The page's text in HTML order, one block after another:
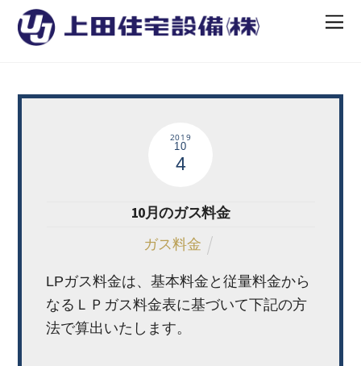
2019
10
4
10月のガス料金
ガス料金
LPガス料金は、基本料金と従量料金から
なるＬＰガス料金表に基づいて下記の方
法で算出いたします。